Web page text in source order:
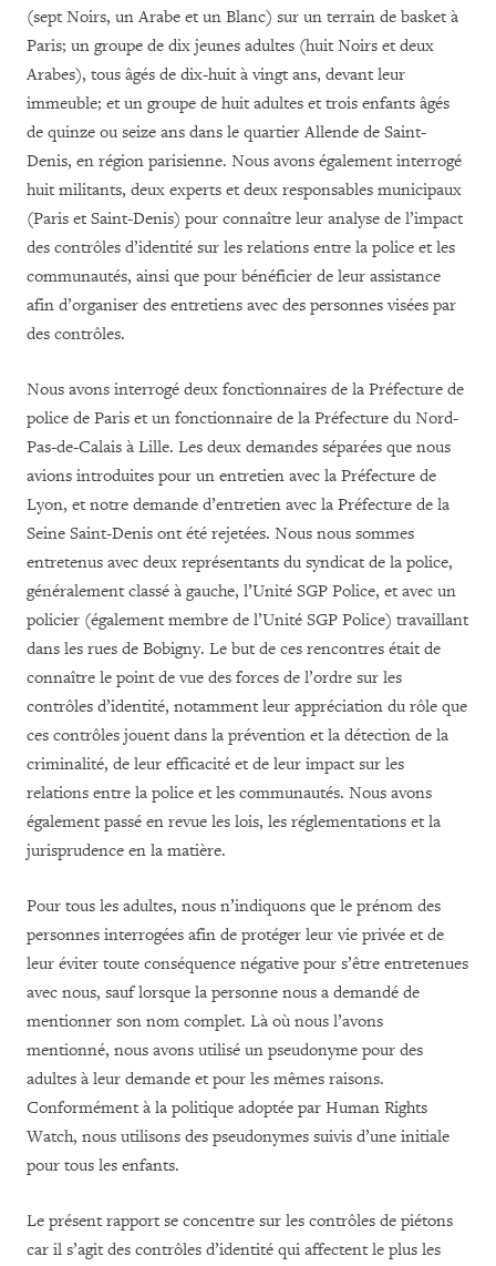
(sept Noirs, un Arabe et un Blanc) sur un terrain de basket à
Paris; un groupe de dix jeunes adultes (huit Noirs et deux
Arabes), tous âgés de dix-huit à vingt ans, devant leur
immeuble; et un groupe de huit adultes et trois enfants âgés
de quinze ou seize ans dans le quartier Allende de Saint-
Denis, en région parisienne. Nous avons également interrogé
huit militants, deux experts et deux responsables municipaux
(Paris et Saint-Denis) pour connaître leur analyse de l’impact
des contrôles d’identité sur les relations entre la police et les
communautés, ainsi que pour bénéficier de leur assistance
afin d’organiser des entretiens avec des personnes visées par
des contrôles.
Nous avons interrogé deux fonctionnaires de la Préfecture de
police de Paris et un fonctionnaire de la Préfecture du Nord-
Pas-de-Calais à Lille. Les deux demandes séparées que nous
avions introduites pour un entretien avec la Préfecture de
Lyon, et notre demande d’entretien avec la Préfecture de la
Seine Saint-Denis ont été rejetées. Nous nous sommes
entretenus avec deux représentants du syndicat de la police,
généralement classé à gauche, l’Unité SGP Police, et avec un
policier (également membre de l’Unité SGP Police) travaillant
dans les rues de Bobigny. Le but de ces rencontres était de
connaître le point de vue des forces de l’ordre sur les
contrôles d’identité, notamment leur appréciation du rôle que
ces contrôles jouent dans la prévention et la détection de la
criminalité, de leur efficacité et de leur impact sur les
relations entre la police et les communautés. Nous avons
également passé en revue les lois, les réglementations et la
jurisprudence en la matière.
Pour tous les adultes, nous n’indiquons que le prénom des
personnes interrogées afin de protéger leur vie privée et de
leur éviter toute conséquence négative pour s’être entretenues
avec nous, sauf lorsque la personne nous a demandé de
mentionner son nom complet. Là où nous l’avons
mentionné, nous avons utilisé un pseudonyme pour des
adultes à leur demande et pour les mêmes raisons.
Conformément à la politique adoptée par Human Rights
Watch, nous utilisons des pseudonymes suivis d’une initiale
pour tous les enfants.
Le présent rapport se concentre sur les contrôles de piétons
car il s’agit des contrôles d’identité qui affectent le plus les